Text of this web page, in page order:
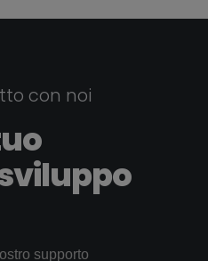
con noi
supporto